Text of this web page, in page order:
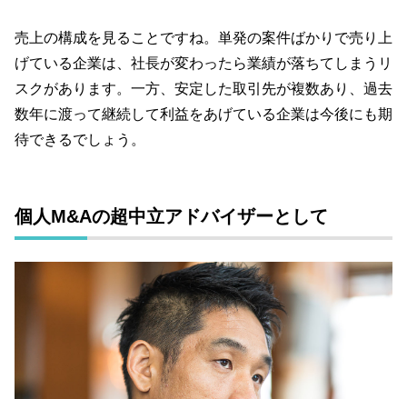
売上の構成を見ることですね。単発の案件ばかりで売り上
げている企業は、社長が変わったら業績が落ちてしまうリ
スクがあります。一方、安定した取引先が複数あり、過去
数年に渡って継続して利益をあげている企業は今後にも期
待できるでしょう。
個人M&Aの超中立アドバイザーとして